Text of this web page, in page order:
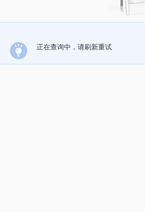
正在查询中，请刷新重试